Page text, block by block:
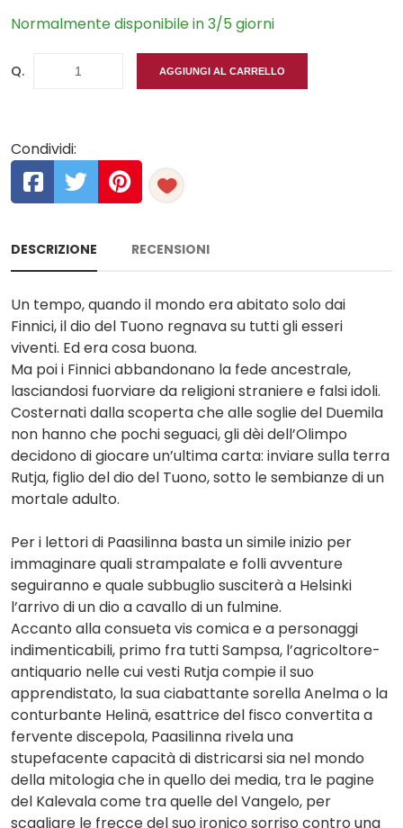
Normalmente disponibile in 3/5 giorni
Q. AGGIUNGI AL CARRELLO
Condividi:
DESCRIZIONE RECENSIONI
Un tempo, quando il mondo era abitato solo dai
Finnici, il dio del Tuono regnava su tutti gli esseri
viventi. Ed era cosa buona.
Ma poi i Finnici abbandonano la fede ancestrale,
lasciandosi fuorviare da religioni straniere e falsi idoli.
Costernati dalla scoperta che alle soglie del Duemila
non hanno che pochi seguaci, gli dèi dell’Olimpo
decidono di giocare un’ultima carta: inviare sulla terra
Rutja, figlio del dio del Tuono, sotto le sembianze di un
mortale adulto.
Per i lettori di Paasilinna basta un simile inizio per
immaginare quali strampalate e folli avventure
seguiranno e quale subbuglio susciterà a Helsinki
l’arrivo di un dio a cavallo di un fulmine.
Accanto alla consueta vis comica e a personaggi
indimenticabili, primo fra tutti Sampsa, l’agricoltore-
antiquario nelle cui vesti Rutja compie il suo
apprendistato, la sua ciabattante sorella Anelma o la
conturbante Helinä, esattrice del fisco convertita a
fervente discepola, Paasilinna rivela una
stupefacente capacità di districarsi sia nel mondo
della mitologia che in quello dei media, tra le pagine
del Kalevala come tra quelle del Vangelo, per
scagliare le frecce del suo ironico sorriso contro una